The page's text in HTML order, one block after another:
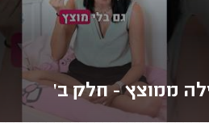
ממוצץ - חלק ב'